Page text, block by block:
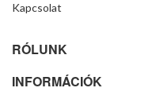
Kapcsolat
RÓLUNK
INFORMÁCIÓK